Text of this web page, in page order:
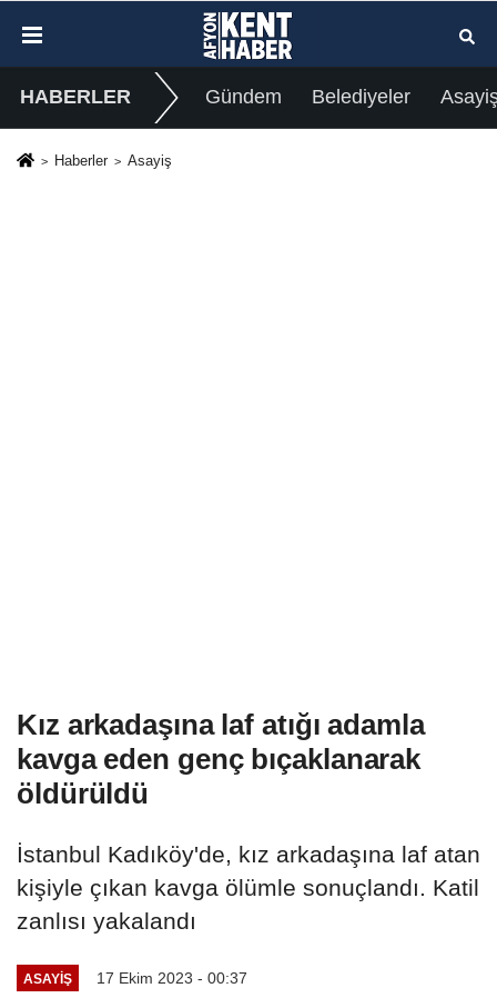
HABERLER Gündem Belediyeler
Haberler Asayiş
Kız arkadaşına laf atığı adamla
kavga eden genç bıçaklanarak
öldürüldü
İstanbul Kadıköy'de, kız arkadaşına laf atan
kişiyle çıkan kavga ölümle sonuçlandı. Katil
zanlısı yakalandı
ASAYIŞ 17 Ekim 2023 - 00:37